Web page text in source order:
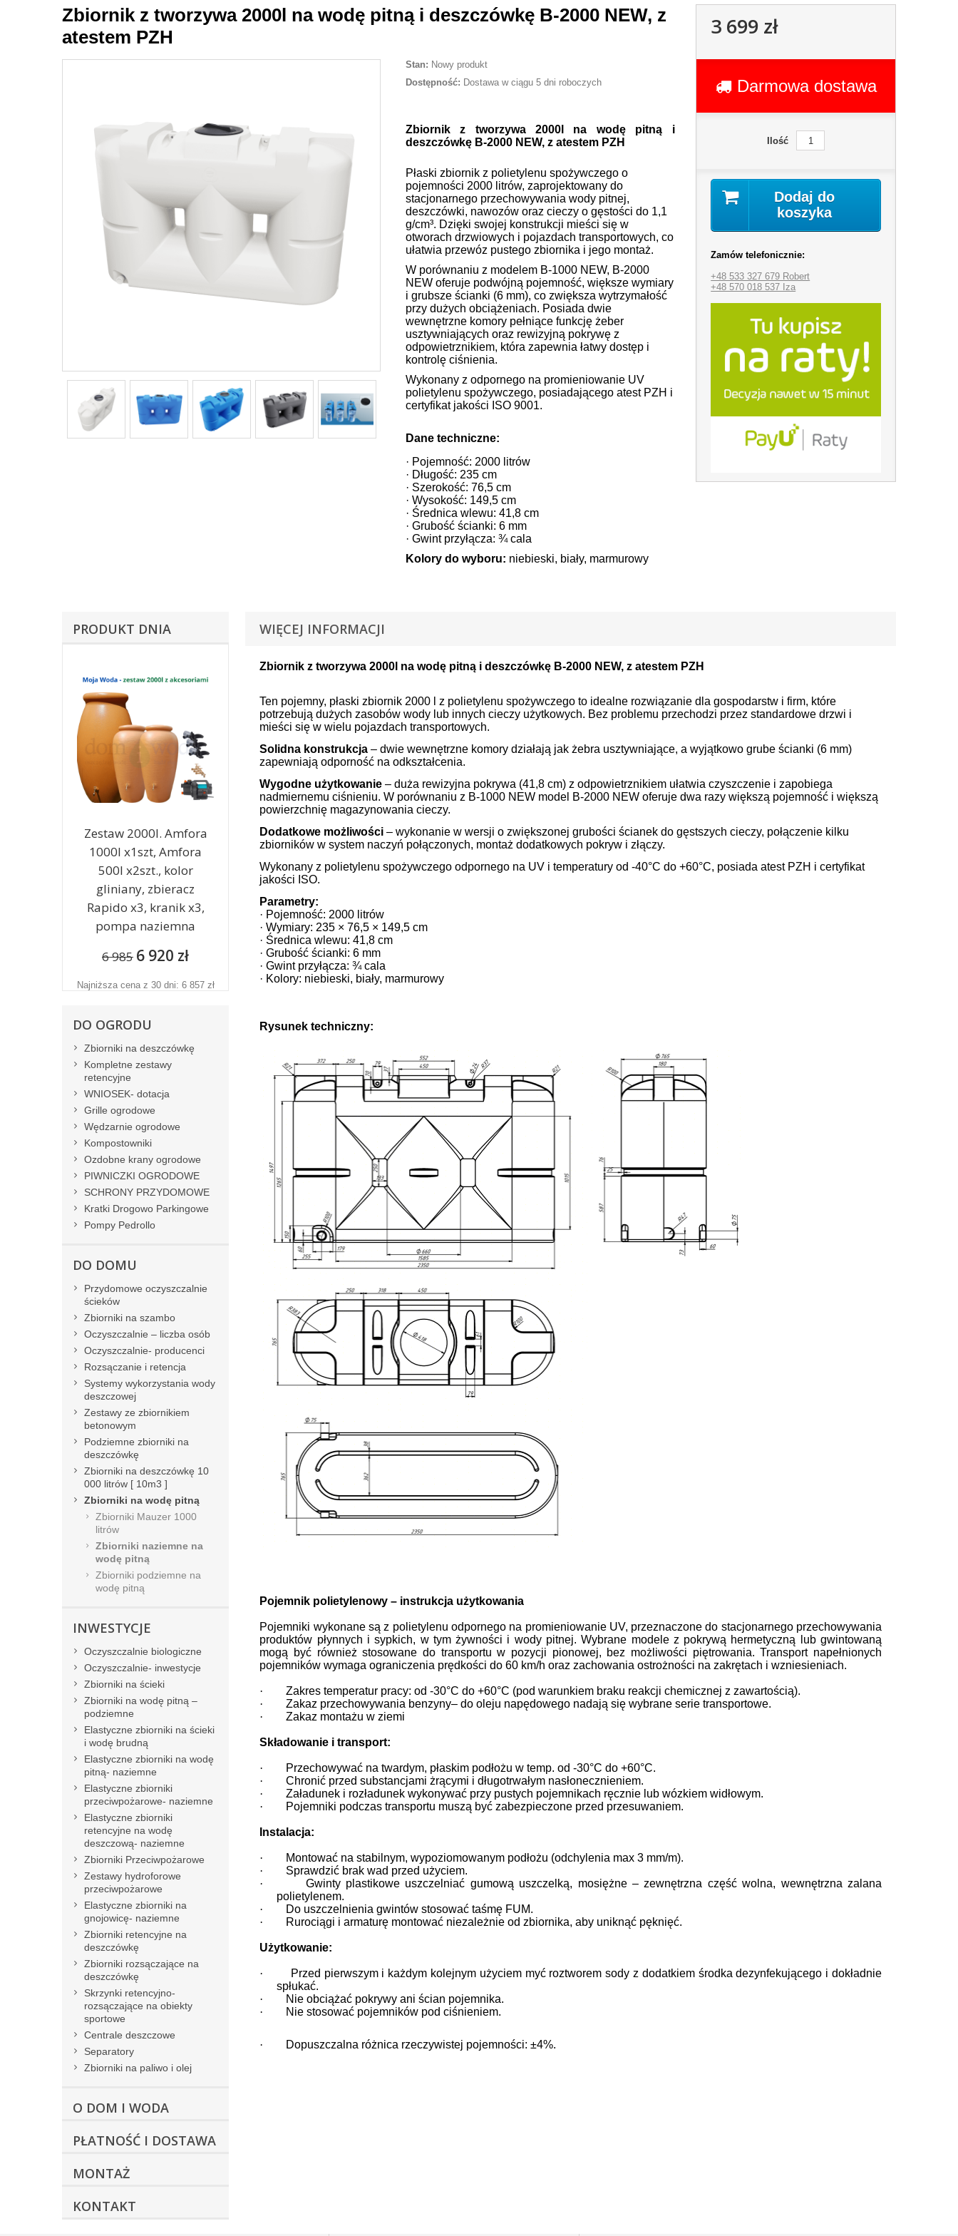
Zbiornik z tworzywa 2000l na wodę pitną i deszczówkę B-2000 NEW, z
atestem PZH
Stan: Nowy produkt
Dostępność: Dostawa w ciągu 5 dni roboczych
Zbiornik z tworzywa 2000l na wodę pitną i
deszczówkę B-2000 NEW, z atestem PZH
Płaski zbiornik z polietylenu spożywczego o
pojemności 2000 litrów, zaprojektowany do
stacjonarnego przechowywania wody pitnej,
deszczówki, nawozów oraz cieczy o gęstości do 1,1
g/cm³. Dzięki swojej konstrukcji mieści się w
otworach drzwiowych i pojazdach transportowych, co
ułatwia przewóz pustego zbiornika i jego montaż.
W porównaniu z modelem B-1000 NEW, B-2000
NEW oferuje podwójną pojemność, większe wymiary
i grubsze ścianki (6 mm), co zwiększa wytrzymałość
przy dużych obciążeniach. Posiada dwie
wewnętrzne komory pełniące funkcję żeber
usztywniających oraz rewizyjną pokrywę z
odpowietrznikiem, która zapewnia łatwy dostęp i
kontrolę ciśnienia.
Wykonany z odpornego na promieniowanie UV
polietylenu spożywczego, posiadającego atest PZH i
certyfikat jakości ISO 9001.
Dane techniczne:
· Pojemność: 2000 litrów
· Długość: 235 cm
· Szerokość: 76,5 cm
· Wysokość: 149,5 cm
· Średnica wlewu: 41,8 cm
· Grubość ścianki: 6 mm
· Gwint przyłącza: ¾ cala
Kolory do wyboru: niebieski, biały, marmurowy
3 699 zł
Darmowa dostawa
Ilość
Dodaj do
koszyka
Zamów telefonicznie:
+48 533 327 679 Robert
+48 570 018 537 Iza
WIĘCEJ INFORMACJI
Zbiornik z tworzywa 2000l na wodę pitną i deszczówkę B-2000 NEW, z atestem PZH
Ten pojemny, płaski zbiornik 2000 l z polietylenu spożywczego to idealne rozwiązanie dla gospodarstw i firm, które
potrzebują dużych zasobów wody lub innych cieczy użytkowych. Bez problemu przechodzi przez standardowe drzwi i
mieści się w wielu pojazdach transportowych.
Solidna konstrukcja – dwie wewnętrzne komory działają jak żebra usztywniające, a wyjątkowo grube ścianki (6 mm)
zapewniają odporność na odkształcenia.
Wygodne użytkowanie – duża rewizyjna pokrywa (41,8 cm) z odpowietrznikiem ułatwia czyszczenie i zapobiega
nadmiernemu ciśnieniu. W porównaniu z B-1000 NEW model B-2000 NEW oferuje dwa razy większą pojemność i większą
powierzchnię magazynowania cieczy.
Dodatkowe możliwości – wykonanie w wersji o zwiększonej grubości ścianek do gęstszych cieczy, połączenie kilku
zbiorników w system naczyń połączonych, montaż dodatkowych pokryw i złączy.
Wykonany z polietylenu spożywczego odpornego na UV i temperatury od -40°C do +60°C, posiada atest PZH i certyfikat
jakości ISO.
Parametry:
· Pojemność: 2000 litrów
· Wymiary: 235 × 76,5 × 149,5 cm
· Średnica wlewu: 41,8 cm
· Grubość ścianki: 6 mm
· Gwint przyłącza: ¾ cala
· Kolory: niebieski, biały, marmurowy
Rysunek techniczny:
Pojemnik polietylenowy – instrukcja użytkowania
Pojemniki wykonane są z polietylenu odpornego na promieniowanie UV, przeznaczone do stacjonarnego przechowywania
produktów płynnych i sypkich, w tym żywności i wody pitnej. Wybrane modele z pokrywą hermetyczną lub gwintowaną
mogą być również stosowane do transportu w pozycji pionowej, bez możliwości piętrowania. Transport napełnionych
pojemników wymaga ograniczenia prędkości do 60 km/h oraz zachowania ostrożności na zakrętach i wzniesieniach.
·
Zakres temperatur pracy: od -30°C do +60°C (pod warunkiem braku reakcji chemicznej z zawartością).
·
Zakaz przechowywania benzyny– do oleju napędowego nadają się wybrane serie transportowe.
·
Zakaz montażu w ziemi
Składowanie i transport:
·
Przechowywać na twardym, płaskim podłożu w temp. od -30°C do +60°C.
·
Chronić przed substancjami żrącymi i długotrwałym nasłonecznieniem.
·
Załadunek i rozładunek wykonywać przy pustych pojemnikach ręcznie lub wózkiem widłowym.
·
Pojemniki podczas transportu muszą być zabezpieczone przed przesuwaniem.
Instalacja:
·
Montować na stabilnym, wypoziomowanym podłożu (odchylenia max 3 mm/m).
·
Sprawdzić brak wad przed użyciem.
·
Gwinty plastikowe uszczelniać gumową uszczelką, mosiężne – zewnętrzna część wolna, wewnętrzna zalana
polietylenem.
·
Do uszczelnienia gwintów stosować taśmę FUM.
·
Rurociągi i armaturę montować niezależnie od zbiornika, aby uniknąć pęknięć.
Użytkowanie:
·
Przed pierwszym i każdym kolejnym użyciem myć roztworem sody z dodatkiem środka dezynfekującego i dokładnie
spłukać.
·
Nie obciążać pokrywy ani ścian pojemnika.
·
Nie stosować pojemników pod ciśnieniem.
· Dopuszczalna różnica rzeczywistej pojemności: ±4%.
PRODUKT DNIA
Zestaw 2000l. Amfora
1000l x1szt, Amfora
500l x2szt., kolor
gliniany, zbieracz
Rapido x3, kranik x3,
pompa naziemna
6 985 6 920 zł
Najniższa cena z 30 dni: 6 857 zł
DO OGRODU
Zbiorniki na deszczówkę
Kompletne zestawy
retencyjne
WNIOSEK- dotacja
Grille ogrodowe
Wędzarnie ogrodowe
Kompostowniki
Ozdobne krany ogrodowe
PIWNICZKI OGRODOWE
SCHRONY PRZYDOMOWE
Kratki Drogowo Parkingowe
Pompy Pedrollo
DO DOMU
Przydomowe oczyszczalnie
ścieków
Zbiorniki na szambo
Oczyszczalnie – liczba osób
Oczyszczalnie- producenci
Rozsączanie i retencja
Systemy wykorzystania wody
deszczowej
Zestawy ze zbiornikiem
betonowym
Podziemne zbiorniki na
deszczówkę
Zbiorniki na deszczówkę 10
000 litrów [ 10m3 ]
Zbiorniki na wodę pitną
Zbiorniki Mauzer 1000
litrów
Zbiorniki naziemne na
wodę pitną
Zbiorniki podziemne na
wodę pitną
INWESTYCJE
Oczyszczalnie biologiczne
Oczyszczalnie- inwestycje
Zbiorniki na ścieki
Zbiorniki na wodę pitną –
podziemne
Elastyczne zbiorniki na ścieki
i wodę brudną
Elastyczne zbiorniki na wodę
pitną- naziemne
Elastyczne zbiorniki
przeciwpożarowe- naziemne
Elastyczne zbiorniki
retencyjne na wodę
deszczową- naziemne
Zbiorniki Przeciwpożarowe
Zestawy hydroforowe
przeciwpożarowe
Elastyczne zbiorniki na
gnojowicę- naziemne
Zbiorniki retencyjne na
deszczówkę
Zbiorniki rozsączające na
deszczówkę
Skrzynki retencyjno-
rozsączające na obiekty
sportowe
Centrale deszczowe
Separatory
Zbiorniki na paliwo i olej
O DOM I WODA
PŁATNOŚĆ I DOSTAWA
MONTAŻ
KONTAKT